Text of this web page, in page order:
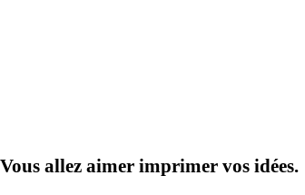
Vous allez aimer imprimer vos idées.